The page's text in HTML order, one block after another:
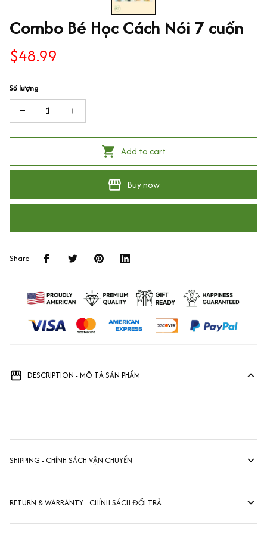
Combo Bé Học Cách Nói 7 cuốn
$48.99
Số lượng
Add to cart
Buy now
Share
DESCRIPTION - MÔ TẢ SẢN PHẨM
SHIPPING - CHÍNH SÁCH VẬN CHUYỂN
RETURN & WARRANTY - CHÍNH SÁCH ĐỔI TRẢ